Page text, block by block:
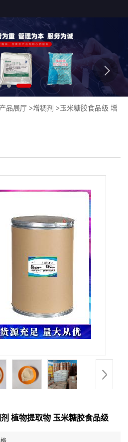
产品展厅 >增稠剂 >玉米糖胶食品级 增
植物提取物 玉米糖胶食品级